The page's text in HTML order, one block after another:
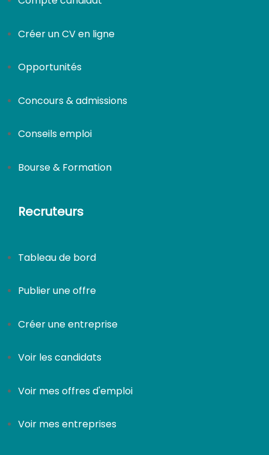
Créer un CV en ligne
Opportunités
Concours & admissions
Conseils emploi
Bourse & Formation
Recruteurs
Tableau de bord
Publier une offre
Créer une entreprise
Voir les candidats
Voir mes offres d'emploi
Voir mes entreprises